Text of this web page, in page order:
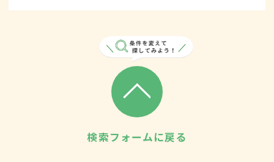
検索フォームに戻る